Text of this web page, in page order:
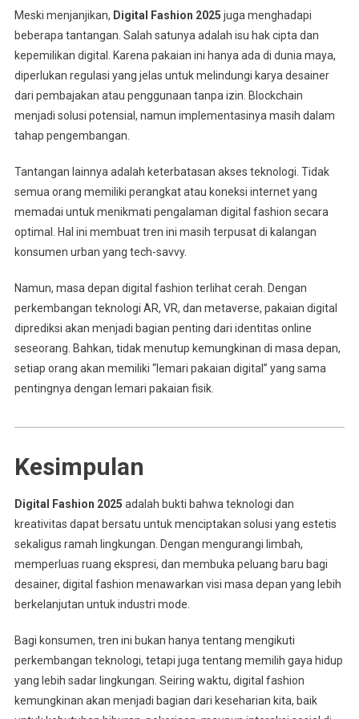
Meski menjanjikan, Digital Fashion 2025 juga menghadapi
beberapa tantangan. Salah satunya adalah isu hak cipta dan
kepemilikan digital. Karena pakaian ini hanya ada di dunia maya,
diperlukan regulasi yang jelas untuk melindungi karya desainer
dari pembajakan atau penggunaan tanpa izin. Blockchain
menjadi solusi potensial, namun implementasinya masih dalam
tahap pengembangan.
Tantangan lainnya adalah keterbatasan akses teknologi. Tidak
semua orang memiliki perangkat atau koneksi internet yang
memadai untuk menikmati pengalaman digital fashion secara
optimal. Hal ini membuat tren ini masih terpusat di kalangan
konsumen urban yang tech-savvy.
Namun, masa depan digital fashion terlihat cerah. Dengan
perkembangan teknologi AR, VR, dan metaverse, pakaian digital
diprediksi akan menjadi bagian penting dari identitas online
seseorang. Bahkan, tidak menutup kemungkinan di masa depan,
setiap orang akan memiliki “lemari pakaian digital” yang sama
pentingnya dengan lemari pakaian fisik.
Kesimpulan
Digital Fashion 2025 adalah bukti bahwa teknologi dan
kreativitas dapat bersatu untuk menciptakan solusi yang estetis
sekaligus ramah lingkungan. Dengan mengurangi limbah,
memperluas ruang ekspresi, dan membuka peluang baru bagi
desainer, digital fashion menawarkan visi masa depan yang lebih
berkelanjutan untuk industri mode.
Bagi konsumen, tren ini bukan hanya tentang mengikuti
perkembangan teknologi, tetapi juga tentang memilih gaya hidup
yang lebih sadar lingkungan. Seiring waktu, digital fashion
kemungkinan akan menjadi bagian dari keseharian kita, baik